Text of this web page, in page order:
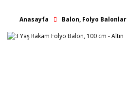
Anasayfa Balon, Folyo Balonlar